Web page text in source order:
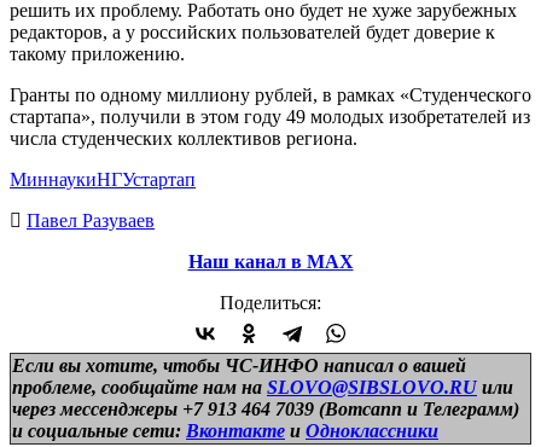
решить их проблему. Работать оно будет не хуже зарубежных
редакторов, а у российских пользователей будет доверие к
такому приложению.
Гранты по одному миллиону рублей, в рамках «Студенческого
стартапа», получили в этом году 49 молодых изобретателей из
числа студенческих коллективов региона.
МиннаукиНГУстартап
Павел Разуваев
Наш канал в МАХ
Поделиться:
Если вы хотите, чтобы ЧС-ИНФО написал о вашей
проблеме, сообщайте нам на SLOVO@SIBSLOVO.RU или
через мессенджеры +7 913 464 7039 (Вотсапп и Телеграмм)
и социальные сети: Вконтакте и Одноклассники